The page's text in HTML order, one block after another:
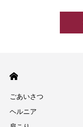
ごあいさつ
ヘルニア